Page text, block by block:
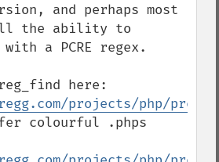
and perhaps most
the ability to
a PCRE regex.
projects/php/
colourful .phps